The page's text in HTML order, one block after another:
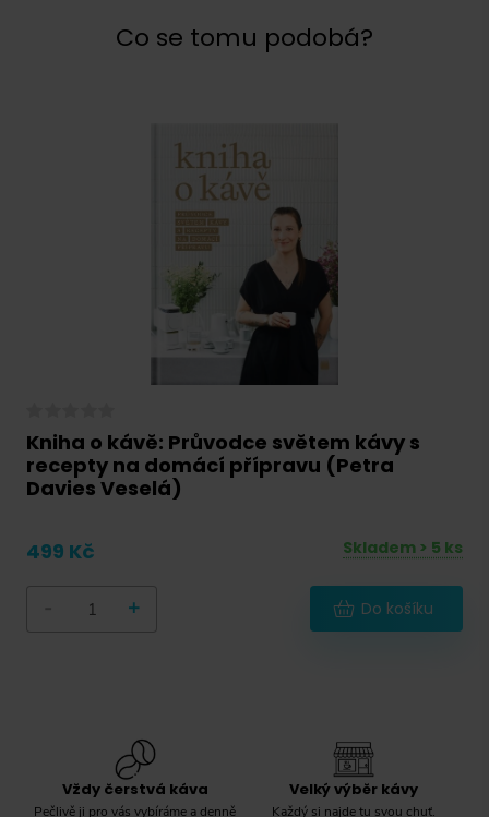
Co se tomu podobá?
Kniha o kávě: Průvodce světem kávy s
recepty na domácí přípravu (Petra
Davies Veselá)
499 Kč Skladem > 5 ks
+ Do košíku
Vždy čerstvá káva
Pečlivě ji pro vás vybíráme a denně
Velký výběr kávy
Každý si najde tu svou chuť.